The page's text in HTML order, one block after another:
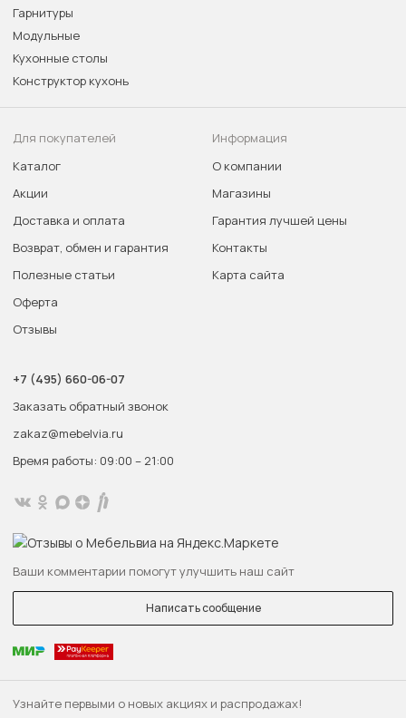
Узнайте первыми о новых акциях и распродажах!
Гарнитуры
Модульные
Кухонные столы
Конструктор кухонь
Для покупателей
Каталог
Акции
Доставка и оплата
Возврат, обмен и гарантия
Полезные статьи
Оферта
Отзывы
Информация
О компании
Магазины
Гарантия лучшей цены
Контакты
Карта сайта
+7 (495) 660-06-07
Заказать обратный звонок
zakaz@mebelvia.ru
Время работы: 09:00 – 21:00
Ваши комментарии помогут улучшить наш сайт
Написать сообщение